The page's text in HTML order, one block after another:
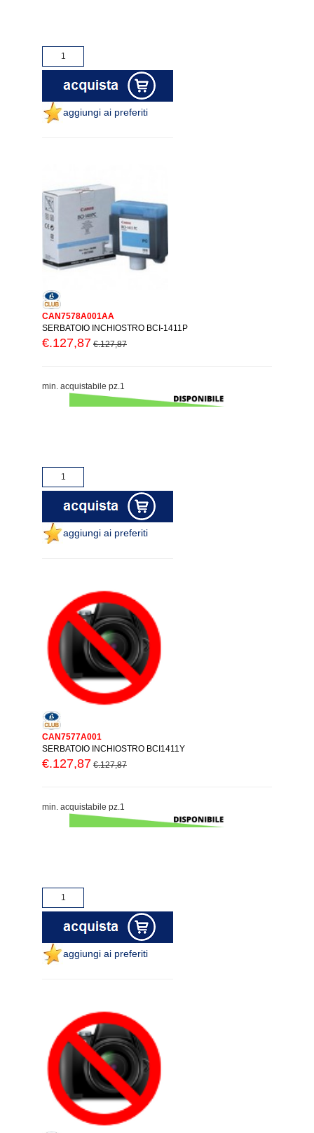
aggiungi ai preferiti
CAN7578A001AA
SERBATOIO INCHIOSTRO BCI-1411P
€.127,87 €.127,87
min. acquistabile pz.1
aggiungi ai preferiti
CAN7577A001
SERBATOIO INCHIOSTRO BCI1411Y
€.127,87 €.127,87
min. acquistabile pz.1
aggiungi ai preferiti